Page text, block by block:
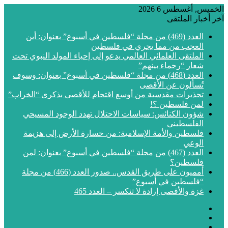
الخميس, أغسطس 6 2026
آخر أخبار الملتقى
العدد (469) من مجلة “فلسطين في أسبوع” بعنوان: أين
العجب من مما يجري في فلسطين
الملتقى العلمائي العالمي يدعو إلى إحياء المولد النبوي تحت
شعار “رحماء بينهم”
العدد (468) من مجلة “فلسطين في أسبوع” بعنوان: وسوف
تُسألون عن الأقصى
تحذيرات مقدسية من أوسع اقتحام للأقصى بذكرى “الخراب”
لمن فلسطين ؟!
شؤون الكنائس: سياسات الاحتلال تهدد الوجود المسيحي
الفلسطيني
فلسطين والأمة الإسلامية: من خسارة الأرض إلى هزيمة
الوعي
العدد (467) من مجلة “فلسطين في أسبوع” بعنوان: لمن
فلسطين؟
أمميون على طريق القدس.. صدور العدد (466) من مجلة
“فلسطين في أسبوع”
غزة والأقصى إرادة لا تنكسر – العدد 465